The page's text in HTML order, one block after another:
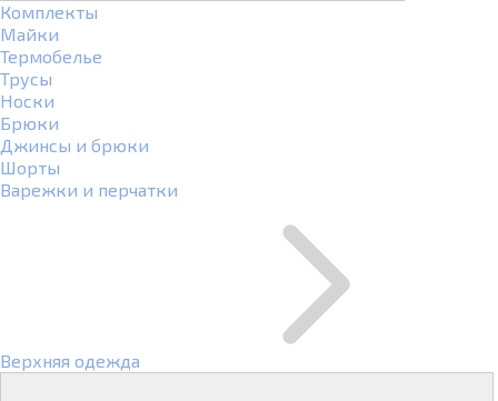
Комплекты
Майки
Термобелье
Трусы
Носки
Брюки
Джинсы и брюки
Шорты
Варежки и перчатки
Верхняя одежда